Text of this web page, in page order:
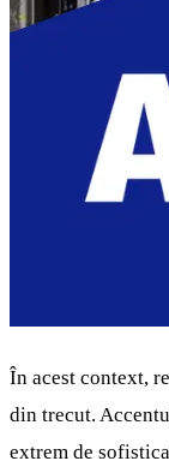
În acest context,
din trecut.
extrem de